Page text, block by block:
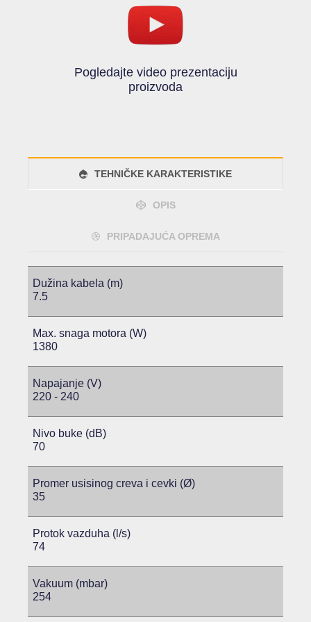
Pogledajte video prezentaciju
proizvoda
TEHNIČKE KARAKTERISTIKE
OPIS
PRIPADAJUĆA OPREMA
Dužina kabela (m)
7.5
Max. snaga motora (W)
1380
Napajanje (V)
220 - 240
Nivo buke (dB)
70
Promer usisinog creva i cevki (Ø)
35
Protok vazduha (l/s)
74
Vakuum (mbar)
254